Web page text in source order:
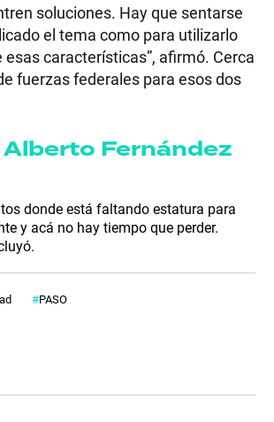
soluciones. Hay que sentarse
el tema como para utilizarlo
características”, afirmó. Cerca
fuerzas federales para esos dos
Fernández
donde está faltando estatura para
y acá no hay tiempo que perder.
PASO